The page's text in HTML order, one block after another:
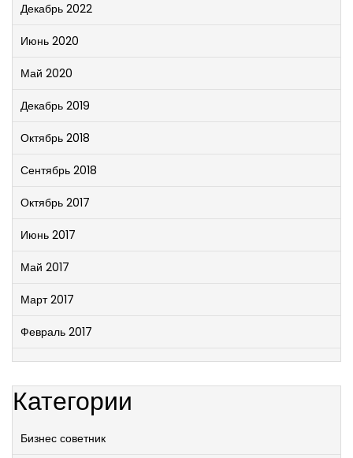
Декабрь 2022
Июнь 2020
Май 2020
Декабрь 2019
Октябрь 2018
Сентябрь 2018
Октябрь 2017
Июнь 2017
Май 2017
Март 2017
Февраль 2017
Категории
Бизнес советник